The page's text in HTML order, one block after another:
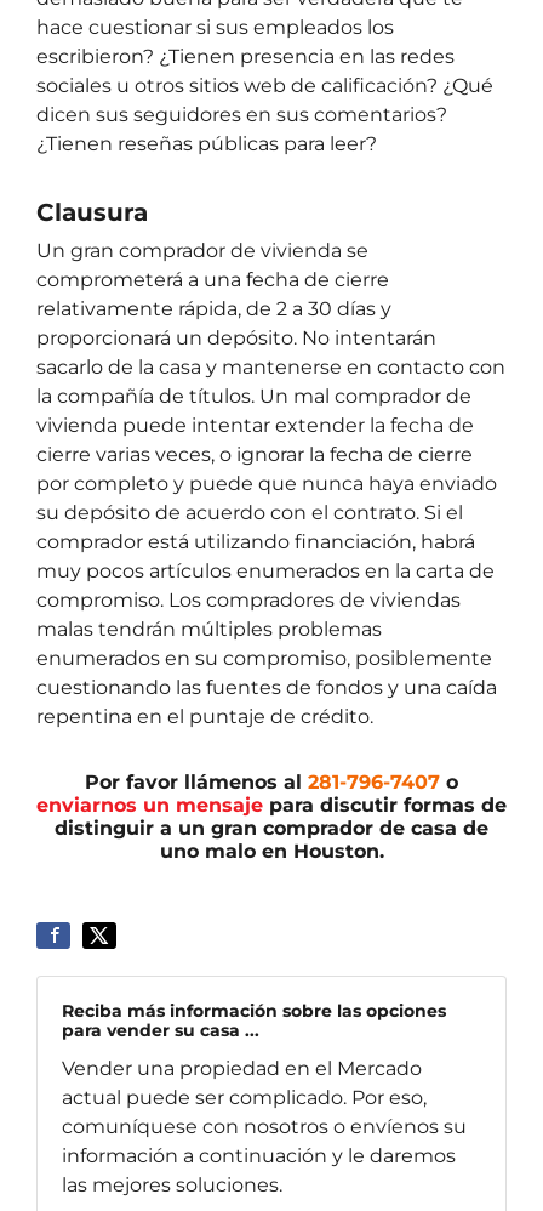
hace cuestionar si sus empleados los
escribieron? ¿Tienen presencia en las redes
sociales u otros sitios web de calificación? ¿Qué
dicen sus seguidores en sus comentarios?
¿Tienen reseñas públicas para leer?
Clausura
Un gran comprador de vivienda se
comprometerá a una fecha de cierre
relativamente rápida, de 2 a 30 días y
proporcionará un depósito. No intentarán
sacarlo de la casa y mantenerse en contacto con
la compañía de títulos. Un mal comprador de
vivienda puede intentar extender la fecha de
cierre varias veces, o ignorar la fecha de cierre
por completo y puede que nunca haya enviado
su depósito de acuerdo con el contrato. Si el
comprador está utilizando financiación, habrá
muy pocos artículos enumerados en la carta de
compromiso. Los compradores de viviendas
malas tendrán múltiples problemas
enumerados en su compromiso, posiblemente
cuestionando las fuentes de fondos y una caída
repentina en el puntaje de crédito.
Por favor llámenos al 281-796-7407 o
enviarnos un mensaje para discutir formas de
distinguir a un gran comprador de casa de
uno malo en Houston.
Reciba más información sobre las opciones
para vender su casa ...
Vender una propiedad en el Mercado
actual puede ser complicado. Por eso,
comuníquese con nosotros o envíenos su
información a continuación y le daremos
las mejores soluciones.